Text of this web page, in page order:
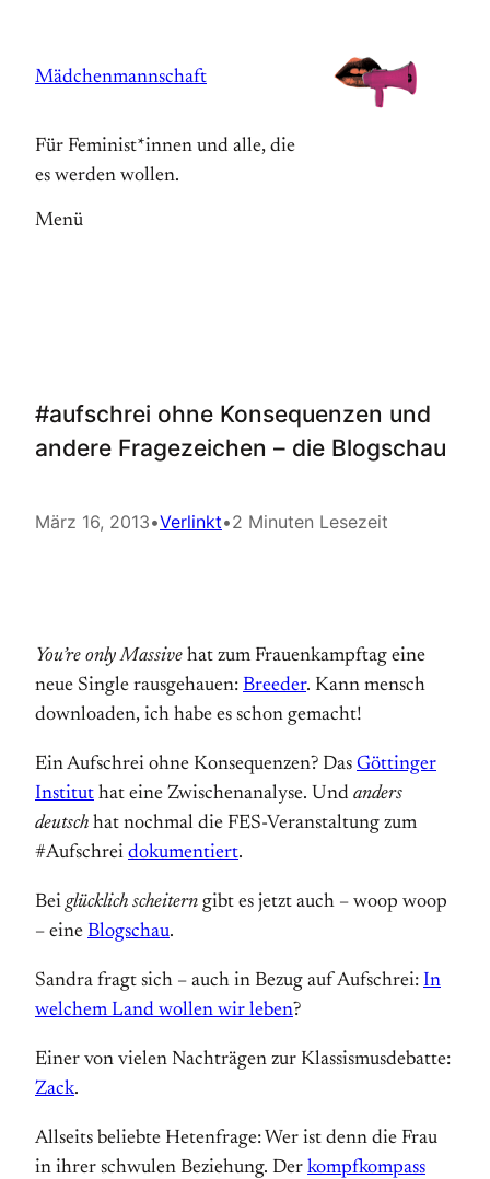
springen
Mädchenmannschaft
Für Feminist*innen und alle, die
es werden wollen.
Menü
#aufschrei ohne Konsequenzen und
andere Fragezeichen – die Blogschau
März 16, 2013•Verlinkt•2 Minuten Lesezeit
You’re only Massive hat zum Frauenkampftag eine
neue Single rausgehauen: Breeder. Kann mensch
downloaden, ich habe es schon gemacht!
Ein Aufschrei ohne Konsequenzen? Das Göttinger
Institut hat eine Zwischenanalyse. Und anders
deutsch hat nochmal die FES-Veranstaltung zum
#Aufschrei dokumentiert.
Bei glücklich scheitern gibt es jetzt auch – woop woop
– eine Blogschau.
Sandra fragt sich – auch in Bezug auf Aufschrei: In
welchem Land wollen wir leben?
Einer von vielen Nachträgen zur Klassismusdebatte:
Zack.
Allseits beliebte Hetenfrage: Wer ist denn die Frau
in ihrer schwulen Beziehung. Der kompfkompass